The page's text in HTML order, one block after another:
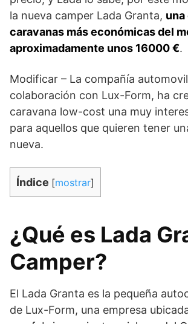
la nueva camper Lada Granta, una
caravanas más económicas del
aproximadamente unos 16000 €.
Modificar – La compañía
colaboración con Lux-Form, ha
caravana low-cost una muy
para aquellos que quieren tener
nueva.
Índice [mostrar]
¿Qué es Lada
Camper?
El Lada Granta es la pequeña
de Lux-Form, una empresa